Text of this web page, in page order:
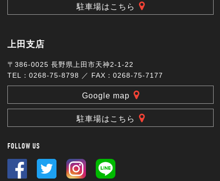
駐車場はこちら
上田支店
〒386-0025 長野県上田市天神2-1-22
TEL：0268-75-8798 ／ FAX：0268-75-7177
Google map
駐車場はこちら
FOLLOW US